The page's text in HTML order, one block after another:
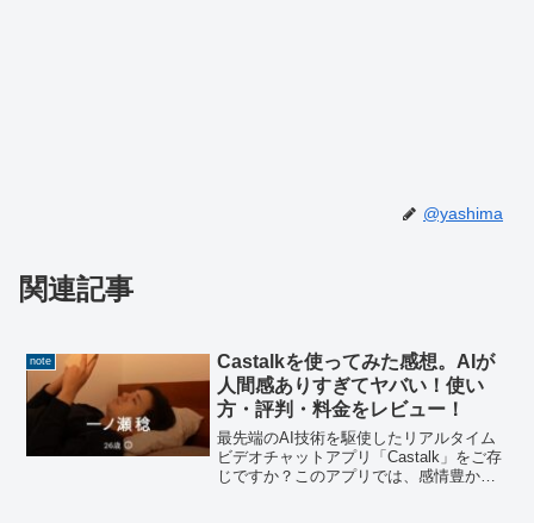
@yashima
関連記事
note
Castalkを使ってみた感想。AIが
人間感ありすぎてヤバい！使い
方・評判・料金をレビュー！
最先端のAI技術を駆使したリアルタイム
ビデオチャットアプリ「Castalk」をご存
じですか？このアプリでは、感情豊かな